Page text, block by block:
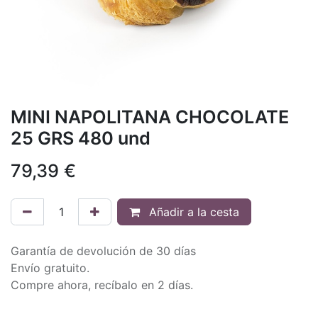
MINI NAPOLITANA CHOCOLATE
25 GRS 480 und
79,39 €
Añadir a la cesta
Garantía de devolución de 30 días
Envío gratuito.
Compre ahora, recíbalo en 2 días.